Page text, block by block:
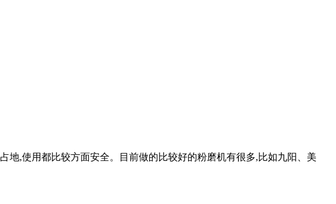
地,使用都比较方面安全。目前做的比较好的粉磨机有很多,比如九阳、美